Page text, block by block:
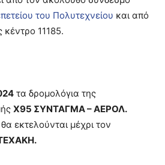
του Πολυτεχνείου και από
11185.
τα δρομολόγια της
Χ95 ΣΥΝΤΑΓΜΑ – ΑΕΡΟΛ.
θα εκτελούνται μέχρι τον